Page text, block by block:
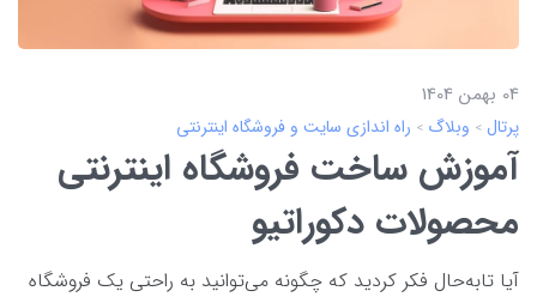
04 بهمن 1404
پرتال وبلاگ راه اندازی سایت و فروشگاه اینترنتی
آموزش ساخت فروشگاه اینترنتی
محصولات دکوراتیو
آیا تابه‌حال فکر کردید که چگونه می‌توانید به راحتی یک فروشگاه